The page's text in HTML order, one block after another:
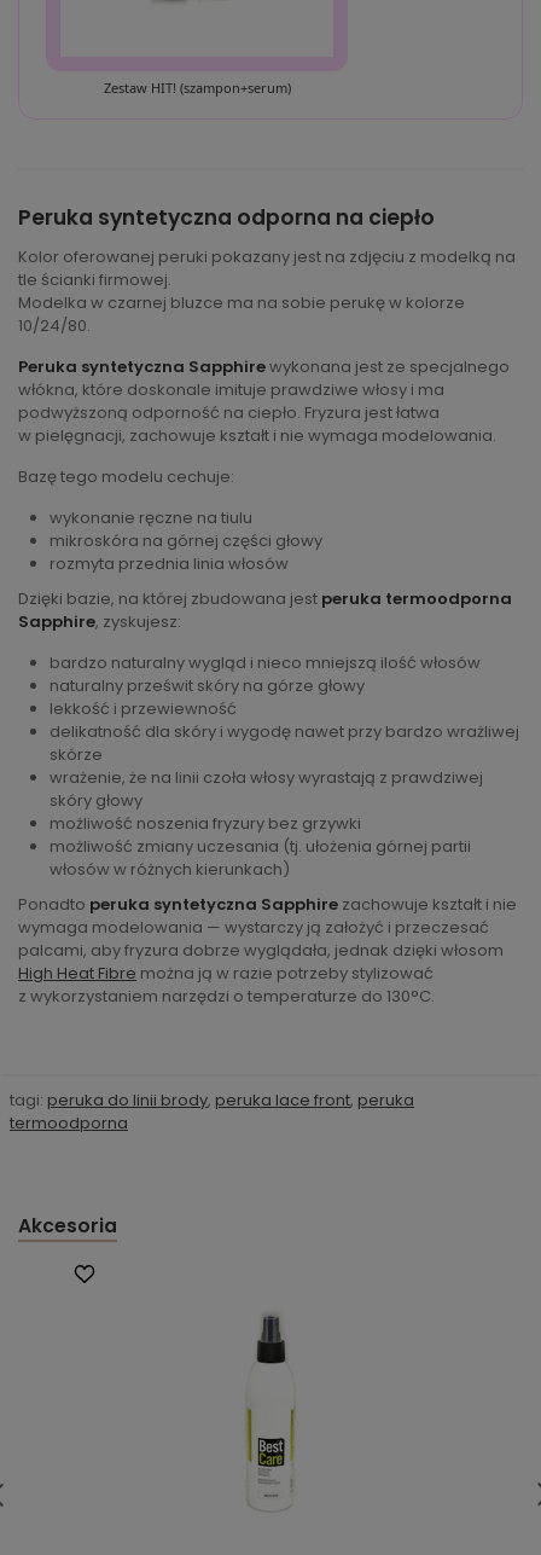
Zestaw HIT! (szampon+serum)
Peruka syntetyczna odporna na ciepło
Kolor oferowanej peruki pokazany jest na zdjęciu z modelką na
tle ścianki firmowej.
Modelka w czarnej bluzce ma na sobie perukę w kolorze
10/24/80.
Peruka syntetyczna Sapphirewykonana jest ze specjalnego
włókna, które doskonale imituje prawdziwe włosy i ma
podwyższoną odporność na ciepło. Fryzura jest łatwa
w pielęgnacji, zachowuje kształt i nie wymaga modelowania.
Bazę tego modelu cechuje:
wykonanie ręczne na tiulu
mikroskóra na górnej części głowy
rozmyta przednia linia włosów
Dzięki bazie, na której zbudowana jest peruka termoodporna
Sapphire, zyskujesz:
bardzo naturalny wygląd i nieco mniejszą ilość włosów
naturalny prześwit skóry na górze głowy
lekkość i przewiewność
delikatność dla skóry i wygodę nawet przy bardzo wrażliwej
skórze
wrażenie, że na linii czoła włosy wyrastają z prawdziwej
skóry głowy
możliwość noszenia fryzury bez grzywki
możliwość zmiany uczesania (tj. ułożenia górnej partii
włosów w różnych kierunkach)
Ponadto peruka syntetyczna Sapphire zachowuje kształt i nie
wymaga modelowania — wystarczy ją założyć i przeczesać
palcami, aby fryzura dobrze wyglądała, jednak dzięki włosom
High Heat Fibre można ją w razie potrzeby stylizować
z wykorzystaniem narzędzi o temperaturze do 130°C.
tagi: peruka do linii brody, peruka lace front, peruka
termoodporna
Akcesoria